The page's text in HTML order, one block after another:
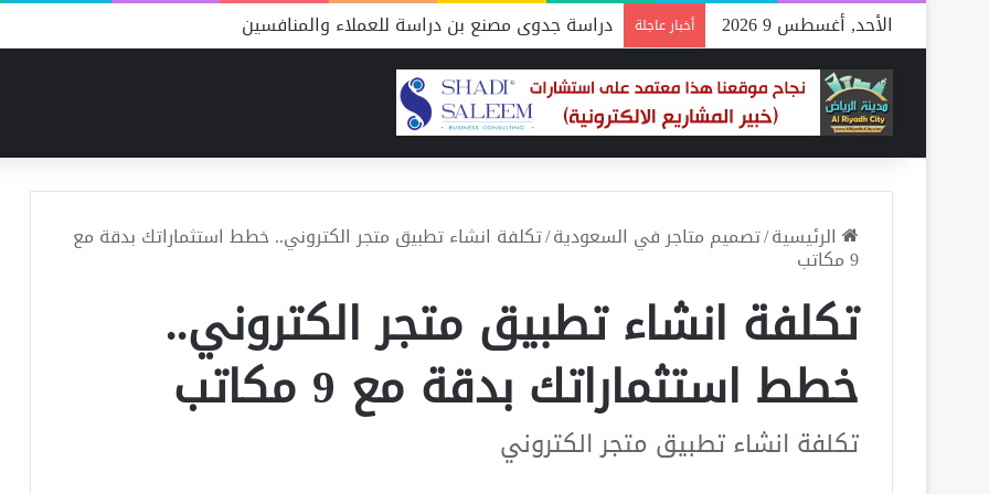
الأحد, أغسطس 9 2026 أخبار عاجلة دراسة جدوى مصنع بن دراسة للعملاء والمنافسين
الرئيسية/تصميم متاجر في السعودية/تكلفة انشاء تطبيق متجر الكتروني.. خطط استثماراتك بدقة مع
9 مكاتب
تكلفة انشاء تطبيق متجر الكتروني..
خطط استثماراتك بدقة مع 9 مكاتب
تكلفة انشاء تطبيق متجر الكتروني